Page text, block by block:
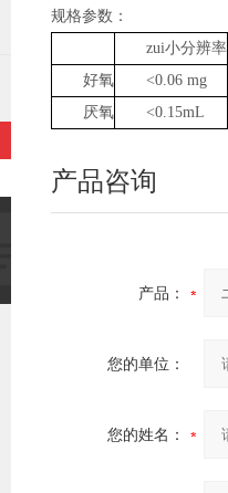
规格参数：
zui小分辨率
好氧
<0.06 mg
厌氧
<0.15mL
产品咨询
产品：
您的单位：
您的姓名：